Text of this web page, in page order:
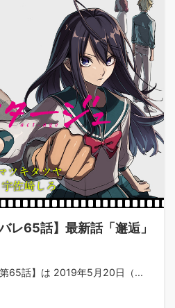
レ65話】最新話「邂逅」
65話】は 2019年5月20日（...